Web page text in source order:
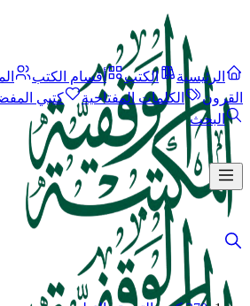
الرئيسية الكتب أقسام الكتب
القرون
الكلمات المفتاحية
كتبي
البحث